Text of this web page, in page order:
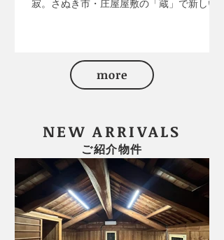
寂。さぬき市・庄屋屋敷の「蔵」で新しい
が集った歴史ある敷地内に、その「蔵」は
静かに佇んでいます。 これまで漆工房とし
てお貸ししていた蔵。引き続き、新しい感
空間にしても◎ ■ 蔵という「天然のシェル
ター」 蔵はただの古い建物ではありませ
ん。 厚い土壁を塗り重ね漆喰で仕上げたそ
の構造は、かつて火災から家財を守る「金
庫」の役割を果たしていました。つまり、
蔵は天然のシェルターなのです。 蔵の推し
ポイント ●五感を研ぎ澄ます静寂： 分厚い
more
NEW ARRIVALS
ご紹介物件